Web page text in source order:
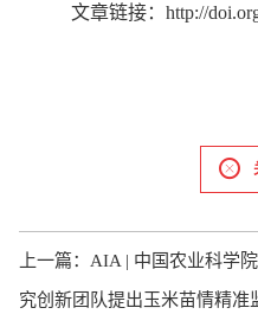
文章链接：http://
上一篇： AIA | 中国农业科学
究创新团队提出玉米苗情精